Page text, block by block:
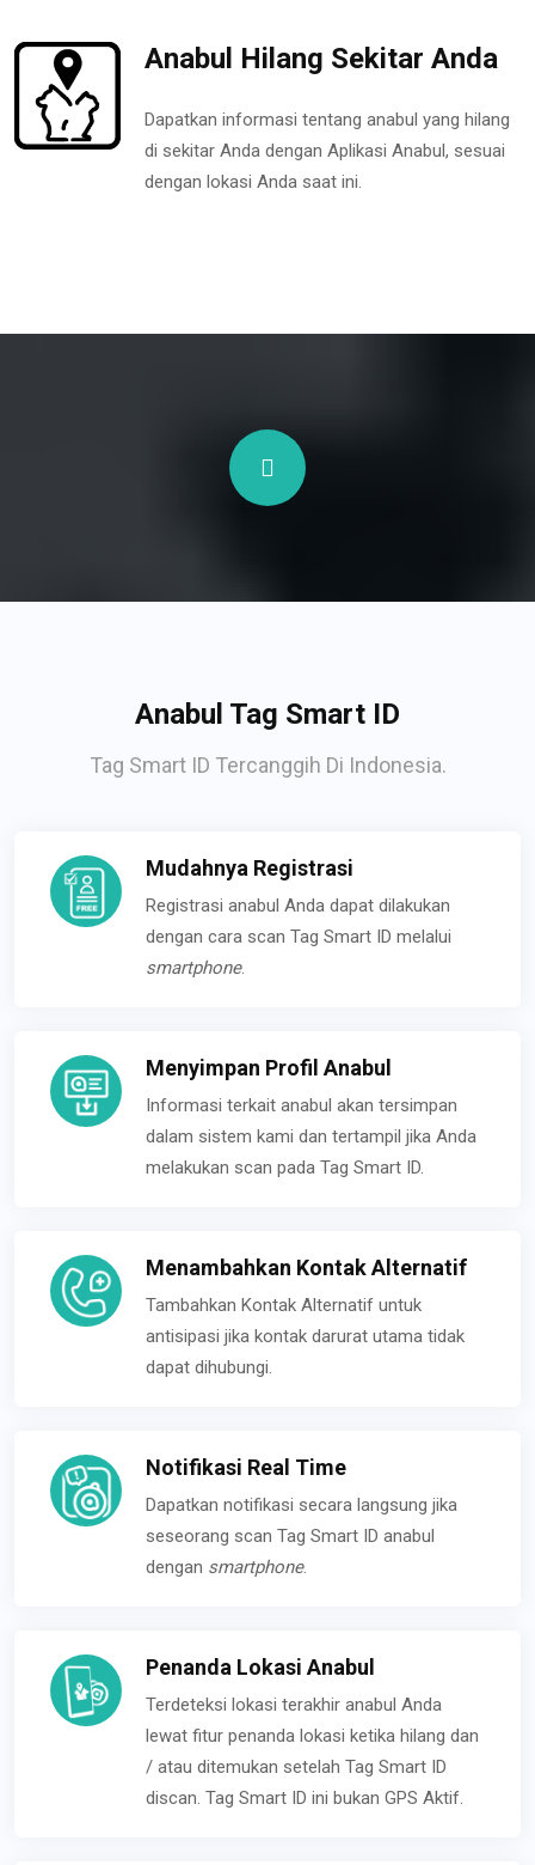
Anabul Hilang Sekitar Anda
Dapatkan informasi tentang anabul yang hilang
di sekitar Anda dengan Aplikasi Anabul, sesuai
dengan lokasi Anda saat ini.
Anabul Tag Smart ID
Tag Smart ID Tercanggih Di Indonesia.
Mudahnya Registrasi
Registrasi anabul Anda dapat dilakukan
dengan cara scan Tag Smart ID melalui
smartphone.
Menyimpan Profil Anabul
Informasi terkait anabul akan tersimpan
dalam sistem kami dan tertampil jika Anda
melakukan scan pada Tag Smart ID.
Menambahkan Kontak Alternatif
Tambahkan Kontak Alternatif untuk
antisipasi jika kontak darurat utama tidak
dapat dihubungi.
Notifikasi Real Time
Dapatkan notifikasi secara langsung jika
seseorang scan Tag Smart ID anabul
dengan smartphone.
Penanda Lokasi Anabul
Terdeteksi lokasi terakhir anabul Anda
lewat fitur penanda lokasi ketika hilang dan
/ atau ditemukan setelah Tag Smart ID
discan. Tag Smart ID ini bukan GPS Aktif.